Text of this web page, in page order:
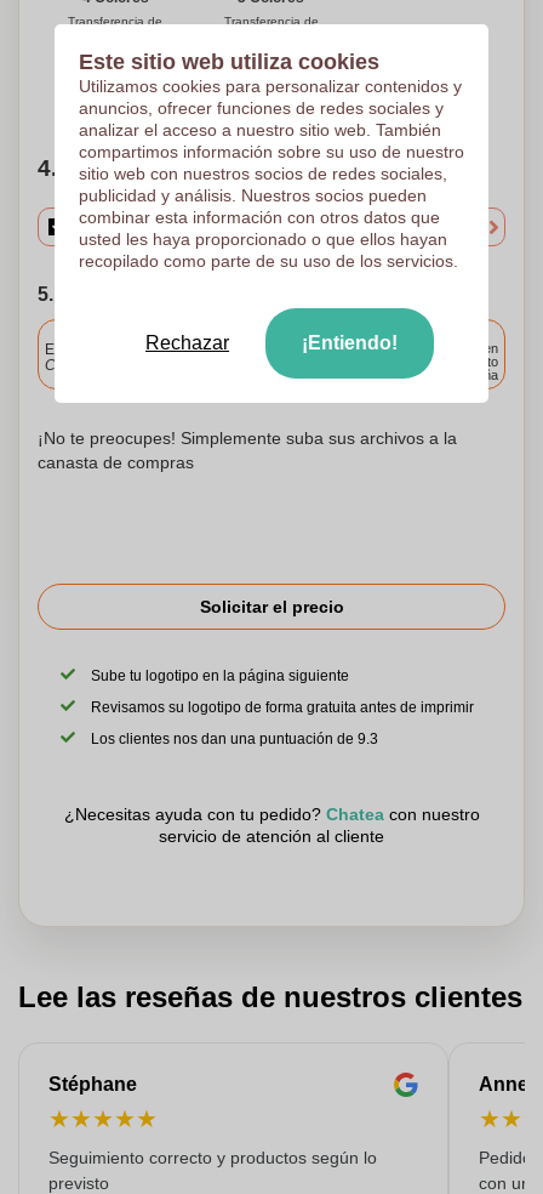
Transferencia de
70 x 100 mm
Transferencia de
70 x 100 mm
¿Necesitas ayuda? Ayúdame a elegir
4. Elige tu cantidad
5. Elija su fecha de envío
Incluido
Entrega estándar
Cargue y apruebe sus archivos antes de las 9.30 a.m.
Entrega en
cualquier punto
de España
¡No te preocupes! Simplemente suba sus archivos a la
canasta de compras
Solicitar el precio
Sube tu logotipo en la página siguiente
Revisamos su logotipo de forma gratuita antes de imprimir
Los clientes nos dan una puntuación de 9.3
¿Necesitas ayuda con tu pedido? Chateacon nuestro
servicio de atención al cliente
Lee las reseñas de nuestros clientes
Stéphane
★★★★★
Seguimiento correcto y productos según lo
previsto
Anne-
★★
Pedido
con
Este sitio web utiliza cookies
Utilizamos cookies para personalizar contenidos y
anuncios, ofrecer funciones de redes sociales y
analizar el acceso a nuestro sitio web. También
compartimos información sobre su uso de nuestro
sitio web con nuestros socios de redes sociales,
publicidad y análisis. Nuestros socios pueden
combinar esta información con otros datos que
usted les haya proporcionado o que ellos hayan
recopilado como parte de su uso de los servicios.
Rechazar ¡Entiendo!